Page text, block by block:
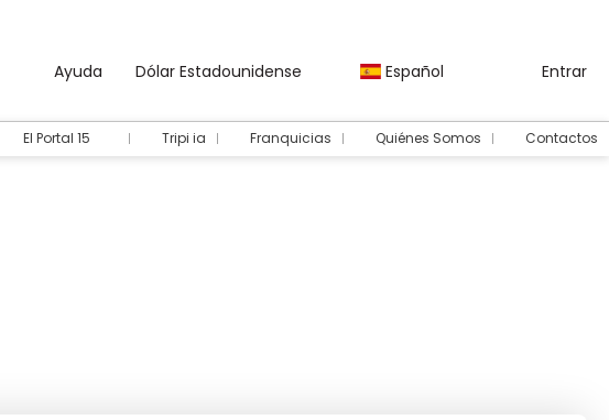
Ayuda Dólar Estadounidense Español Entrar
El Portal 15 Tripi ia Franquicias Quiénes Somos Contactos